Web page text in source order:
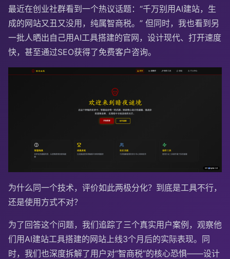
最近在创业社群看到一个热议话题：“千万别用AI建站，生
成的网站又丑又没用，纯属智商税。” 但同时，我也看到另
一批人晒出自己用AI工具搭建的官网，设计现代、打开速度
快，甚至通过SEO获得了免费客户咨询。
为什么同一个技术，评价如此两极分化？到底是工具不行，
还是使用方式不对？
为了回答这个问题，我们追踪了三个真实用户案例，观察他
们用AI建站工具搭建的网站上线3个月后的实际表现。同
时，我们也深度拆解了用户对“智商税”的核心恐惧——设计